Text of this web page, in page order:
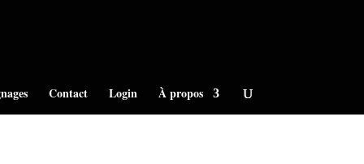
Contact Login À propos